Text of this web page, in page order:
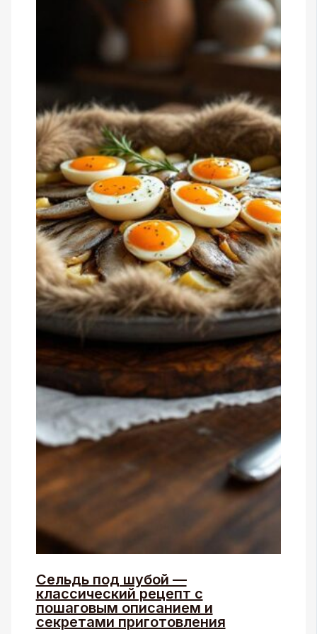
Сельдь под шубой —
классический рецепт с
пошаговым описанием и
секретами приготовления